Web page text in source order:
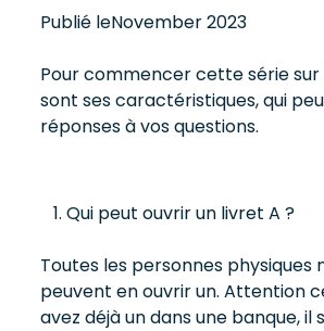
Publié leNovember 2023
Pour commencer cette série sur
sont ses caractéristiques, qui
réponses à vos questions.
Qui peut ouvrir un livret A ?
Toutes les personnes
peuvent en ouvrir un. Attention
avez déjà un dans une banque,